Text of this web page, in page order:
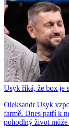
Usyk říká, že box je
Oleksandr Usyk
farmě. Dnes patří k
pohodlný život